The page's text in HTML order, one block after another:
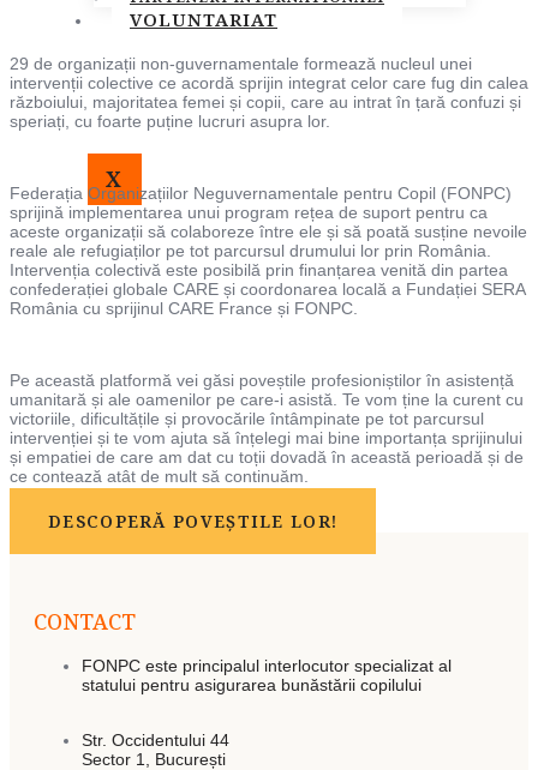
VOLUNTARIAT
X
29 de organizații non-guvernamentale formează nucleul unei
intervenții colective ce acordă sprijin integrat celor care fug din calea
războiului, majoritatea femei și copii, care au intrat în țară confuzi și
speriați, cu foarte puține lucruri asupra lor.
Federația Organizațiilor Neguvernamentale pentru Copil (FONPC)
sprijină implementarea unui program rețea de suport pentru ca
aceste organizații să colaboreze între ele și să poată susține nevoile
reale ale refugiaților pe tot parcursul drumului lor prin România.
Intervenția colectivă este posibilă prin finanțarea venită din partea
confederației globale CARE și coordonarea locală a Fundației SERA
România cu sprijinul CARE France și FONPC.
Pe această platformă vei găsi poveștile profesioniștilor în asistență
umanitară și ale oamenilor pe care-i asistă. Te vom ține la curent cu
victoriile, dificultățile și provocările întâmpinate pe tot parcursul
intervenției și te vom ajuta să înțelegi mai bine importanța sprijinului
și empatiei de care am dat cu toții dovadă în această perioadă și de
ce contează atât de mult să continuăm.
DESCOPERĂ POVEȘTILE LOR!
CONTACT
FONPC este principalul interlocutor specializat al
statului pentru asigurarea bunăstării copilului
Str. Occidentului 44
Sector 1, București